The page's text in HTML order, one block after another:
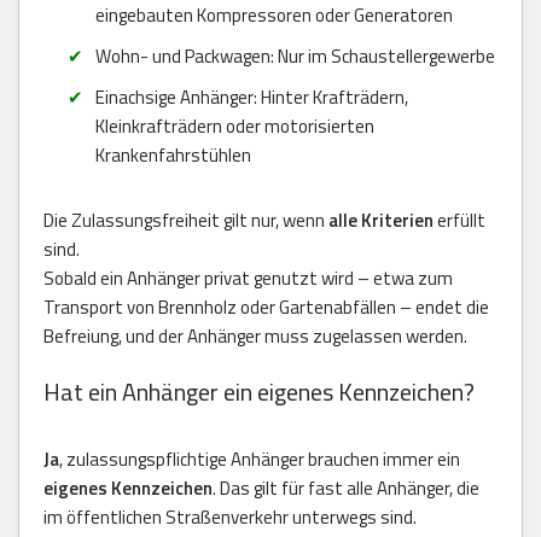
eingebauten Kompressoren oder Generatoren
Wohn- und Packwagen: Nur im Schaustellergewerbe
Einachsige Anhänger: Hinter Krafträdern,
Kleinkrafträdern oder motorisierten
Krankenfahrstühlen
Die Zulassungsfreiheit gilt nur, wenn alle Kriterienerfüllt
sind.
Sobald ein Anhänger privat genutzt wird – etwa zum
Transport von Brennholz oder Gartenabfällen – endet die
Befreiung, und der Anhänger muss zugelassen werden.
Hat ein Anhänger ein eigenes Kennzeichen?
Ja, zulassungspflichtige Anhänger brauchen immer ein
eigenes Kennzeichen. Das gilt für fast alle Anhänger, die
im öffentlichen Straßenverkehr unterwegs sind.